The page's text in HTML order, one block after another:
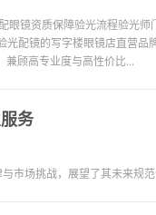
眼镜资质保障验光流程验光师
光配镜的写字楼眼镜店直营
顾高专业度与高性价比...
务
市场挑战，展望了其未来规范